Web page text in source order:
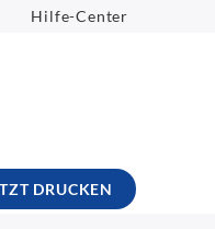
Hilfe-Center
DRUCKEN